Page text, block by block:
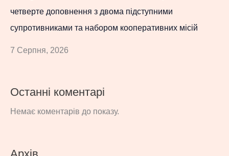
четверте доповнення з двома підступними
супротивниками та набором кооперативних місій
7 Серпня, 2026
Останні коментарі
Немає коментарів до показу.